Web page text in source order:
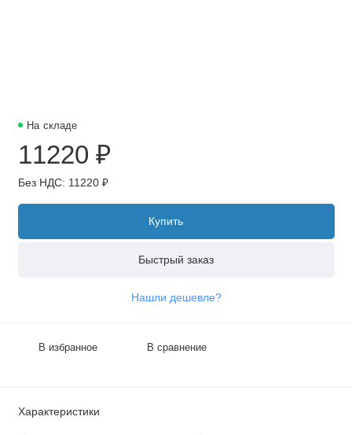
На складе
11220 ₽
Без НДС: 11220 ₽
Купить
Быстрый заказ
Нашли дешевле?
В избранное В сравнение
Характеристики